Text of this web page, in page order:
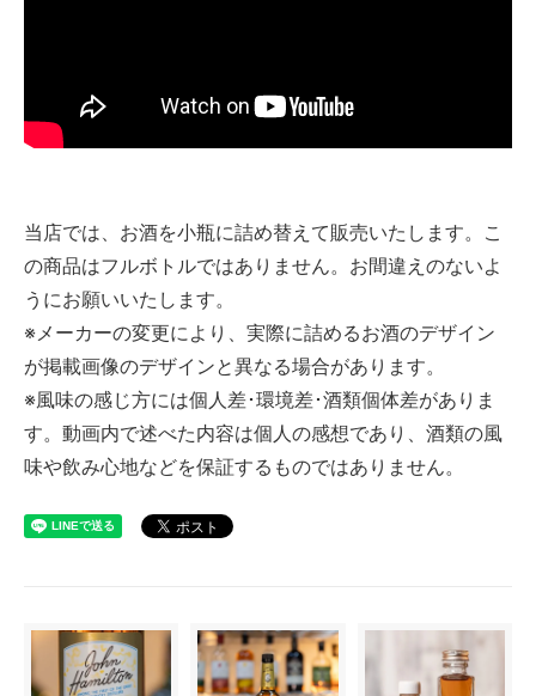
当店では、お酒を小瓶に詰め替えて販売いたします。こ
の商品はフルボトルではありません。お間違えのないよ
うにお願いいたします。
※メーカーの変更により、実際に詰めるお酒のデザイン
が掲載画像のデザインと異なる場合があります。
※風味の感じ方には個人差･環境差･酒類個体差がありま
す。動画内で述べた内容は個人の感想であり、酒類の風
味や飲み心地などを保証するものではありません。